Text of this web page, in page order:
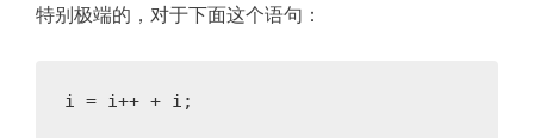
特别极端的，对于下面这个语句：
i = i++ + i ;